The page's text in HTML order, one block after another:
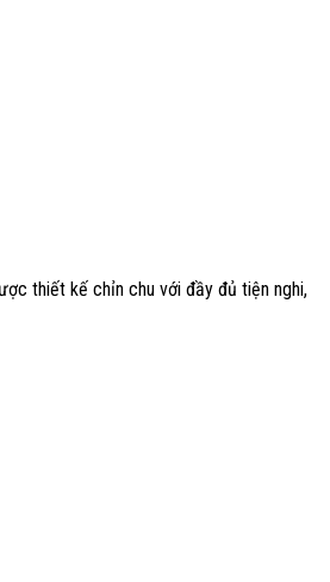
thiết kế chỉn chu với đầy đủ tiện nghi,